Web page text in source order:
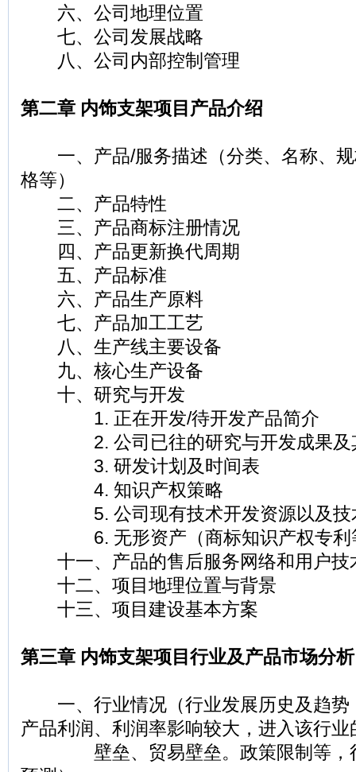
六、公司地理位置
七、公司发展战略
八、公司内部控制管理
第二章 内饰支架项目产品介绍
一、产品/服务描述（分类、名称、规
格等）
二、产品特性
三、产品商标注册情况
四、产品更新换代周期
五、产品标准
六、产品生产原料
七、产品加工工艺
八、生产线主要设备
九、核心生产设备
十、研究与开发
1. 正在开发/待开发产品简介
2. 公司已往的研究与开发成果及
3. 研发计划及时间表
4. 知识产权策略
5. 公司现有技术开发资源以及技
6. 无形资产（商标知识产权专利
十一、产品的售后服务网络和用户技
十二、项目地理位置与背景
十三、项目建设基本方案
第三章 内饰支架项目行业及产品市场分析
一、行业情况（行业发展历史及趋势
产品利润、利润率影响较大，进入该行业
壁垒、贸易壁垒。政策限制等，行